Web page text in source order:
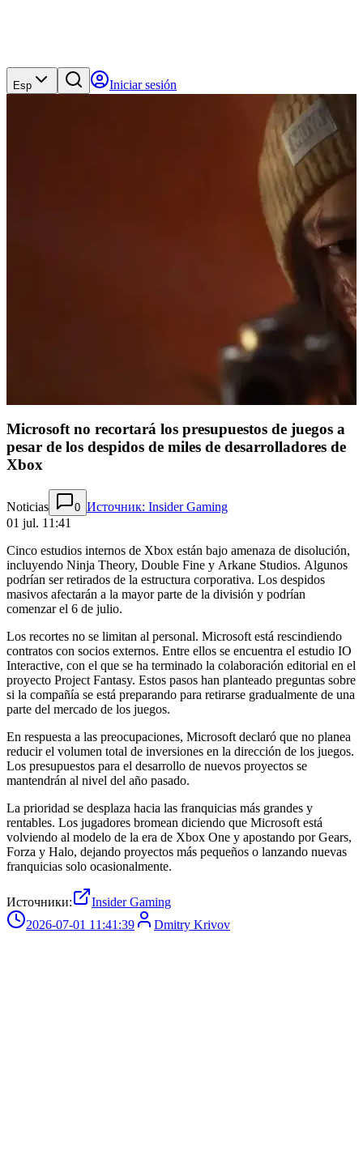
Esp Iniciar sesión
Microsoft no recortará los presupuestos de juegos a
pesar de los despidos de miles de desarrolladores de
Xbox
Noticias 0 Источник: Insider Gaming
01 jul. 11:41
Cinco estudios internos de Xbox están bajo amenaza de disolución,
incluyendo Ninja Theory, Double Fine y Arkane Studios. Algunos
podrían ser retirados de la estructura corporativa. Los despidos
masivos afectarán a la mayor parte de la división y podrían
comenzar el 6 de julio.
Los recortes no se limitan al personal. Microsoft está rescindiendo
contratos con socios externos. Entre ellos se encuentra el estudio IO
Interactive, con el que se ha terminado la colaboración editorial en el
proyecto Project Fantasy. Estos pasos han planteado preguntas sobre
si la compañía se está preparando para retirarse gradualmente de una
parte del mercado de los juegos.
En respuesta a las preocupaciones, Microsoft declaró que no planea
reducir el volumen total de inversiones en la dirección de los juegos.
Los presupuestos para el desarrollo de nuevos proyectos se
mantendrán al nivel del año pasado.
La prioridad se desplaza hacia las franquicias más grandes y
rentables. Los jugadores bromean diciendo que Microsoft está
volviendo al modelo de la era de Xbox One y apostando por Gears,
Forza y Halo, dejando proyectos más pequeños o lanzando nuevas
franquicias solo ocasionalmente.
Источники:
Insider Gaming
2026-07-01 11:41:39
Dmitry Krivov